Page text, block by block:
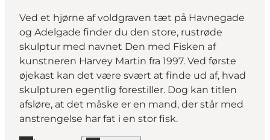
Ved et hjørne af voldgraven tæt på Havnegade
og Adelgade finder du den store, rustrøde
skulptur med navnet Den med Fisken af
kunstneren Harvey Martin fra 1997. Ved første
øjekast kan det være svært at finde ud af, hvad
skulpturen egentlig forestiller. Dog kan titlen
afsløre, at det måske er en mand, der står med
anstrengelse har fat i en stor fisk.